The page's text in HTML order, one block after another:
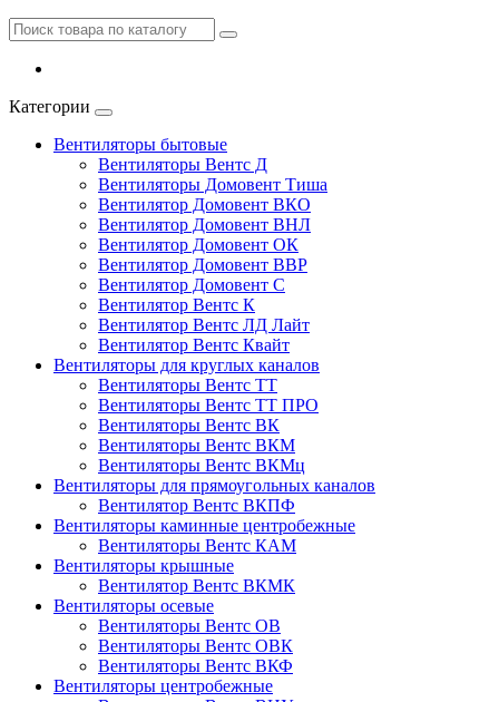
Категории
Вентиляторы бытовые
Вентиляторы Вентс Д
Вентиляторы Домовент Тиша
Вентилятор Домовент ВКО
Вентилятор Домовент ВНЛ
Вентилятор Домовент ОК
Вентилятор Домовент ВВР
Вентилятор Домовент С
Вентилятор Вентс К
Вентилятор Вентс ЛД Лайт
Вентилятор Вентс Квайт
Вентиляторы для круглых каналов
Вентиляторы Вентс ТТ
Вентиляторы Вентс ТТ ПРО
Вентиляторы Вентс ВК
Вентиляторы Вентс ВКМ
Вентиляторы Вентс ВКМц
Вентиляторы для прямоугольных каналов
Вентилятор Вентс ВКПФ
Вентиляторы каминные центробежные
Вентиляторы Вентс КАМ
Вентиляторы крышные
Вентилятор Вентс ВКМК
Вентиляторы осевые
Вентиляторы Вентс ОВ
Вентиляторы Вентс ОВК
Вентиляторы Вентс ВКФ
Вентиляторы центробежные